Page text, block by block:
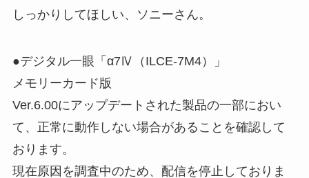
しっかりしてほしい、ソニーさん。
●デジタル一眼「α7Ⅳ（ILCE-7M4）」
メモリーカード版
Ver.6.00にアップデートされた製品の一部におい
て、正常に動作しない場合があることを確認して
おります。
現在原因を調査中のため、配信を停止しておりま